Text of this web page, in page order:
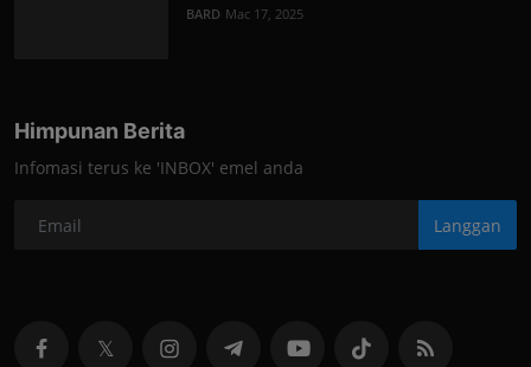
BARD Mac 17, 2025
Himpunan Berita
Infomasi terus ke 'INBOX' emel anda
Langgan